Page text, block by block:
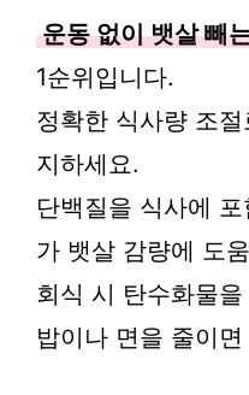
운동 없이 뱃살 빼
1순위입니다.
정확한 식사량 조
지하세요.
단백질을 식사에
가 뱃살 감량에 도
회식 시 탄수화물
밥이나 면을 줄이